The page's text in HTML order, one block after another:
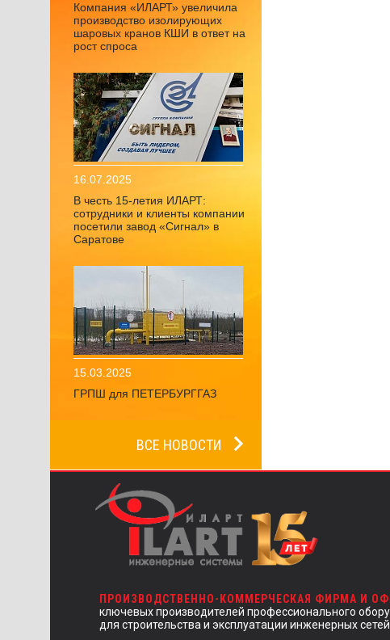
Компания «ИЛАРТ» увеличила
производство изолирующих
шаровых кранов КШИ в ответ на
рост спроса
16.07.2025
В честь 15-летия ИЛАРТ:
сотрудники и клиенты компании
посетили завод «Сигнал» в
Саратове
15.03.2025
ГРПШ для ПЕТЕРБУРГГАЗ
ВСЕ НОВОСТИ
ПРОИЗВОДСТВЕННО-КОММЕРЧЕСКАЯ ФИРМА И
ключевых производителей профессионального
для строительства и эксплуатации инженерных сетей